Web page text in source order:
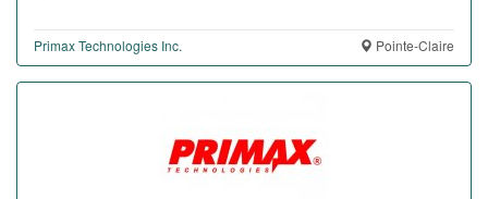
Primax Technologies Inc. Pointe-Claire